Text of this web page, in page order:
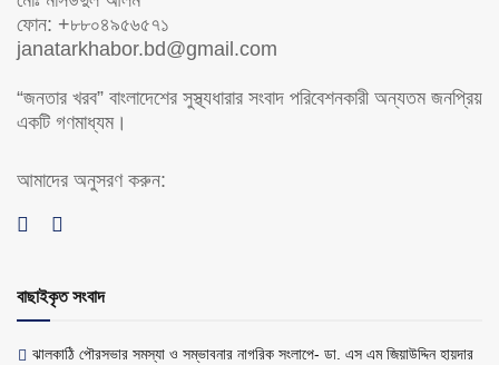
ফোন: +৮৮০৪৯৫৬৫৭১
janatarkhabor.bd@gmail.com
“জনতার খরব” বাংলাদেশের সুস্থ্যধারার সংবাদ পরিবেশনকারী অন্যতম জনপ্রিয়
একটি গণমাধ্যম।
আমাদের অনুসরণ করুন:
বাছাইকৃত সংবাদ
ঝালকাঠি পৌরসভার সমস্যা ও সম্ভাবনার নাগরিক সংলাপে- ডা. এস এম জিয়াউদ্দিন হায়দার